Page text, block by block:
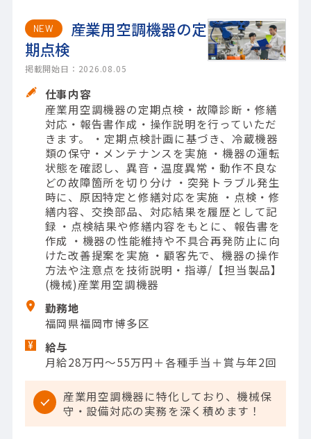
NEW
産業用空調機器の定
期点検
掲載開始日：2026.08.05
仕事内容
産業用空調機器の定期点検・故障診断・修繕
対応・報告書作成・操作説明を行っていただ
きます。 ・定期点検計画に基づき、冷蔵機器
類の保守・メンテナンスを実施 ・機器の運転
状態を確認し、異音・温度異常・動作不良な
どの故障箇所を切り分け ・突発トラブル発生
時に、原因特定と修繕対応を実施 ・点検・修
繕内容、交換部品、対応結果を履歴として記
録 ・点検結果や修繕内容をもとに、報告書を
作成 ・機器の性能維持や不具合再発防止に向
けた改善提案を実施 ・顧客先で、機器の操作
方法や注意点を技術説明・指導/【担当製品】
(機械)産業用空調機器
勤務地
福岡県福岡市博多区
給与
月給28万円～55万円＋各種手当＋賞与年2回
産業用空調機器に特化しており、機械保
守・設備対応の実務を深く積めます！